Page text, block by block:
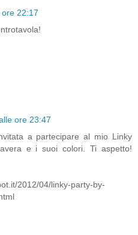
22:17
ore 23:47
a partecipare al mio Linky
e i suoi colori. Ti aspetto!
2012/04/linky-party-by-